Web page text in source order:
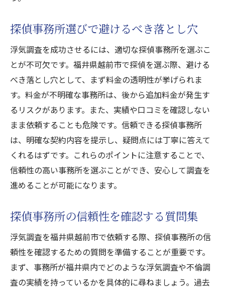
地域限定のサービスがもたらす安心感
明確な料金体系が持つ安心感
追加料金を避けるための確認事項
料金と品質のバランスを見極める
透明な料金説明が信頼性を示す理由
料金体系に基づく調査プランの選定
料金に見合った価値のある調査を
透明性のある探偵事務所を選ぶポイント
透明性がもたらす安心と信頼
調査内容と結果の明確な報告方針
透明性のある事務所の見分け方
透明性を持つ事務所選びの成功談
浮気調査の相談時に確認すべきこと
探偵事務所選びで避けるべき落とし穴
浮気調査を成功させるには、適切な探偵事務所を選ぶこ
とが不可欠です。福井県越前市で探偵を選ぶ際、避ける
べき落とし穴として、まず料金の透明性が挙げられま
す。料金が不明確な事務所は、後から追加料金が発生す
るリスクがあります。また、実績や口コミを確認しない
まま依頼することも危険です。信頼できる探偵事務所
は、明確な契約内容を提示し、疑問点には丁寧に答えて
くれるはずです。これらのポイントに注意することで、
信頼性の高い事務所を選ぶことができ、安心して調査を
進めることが可能になります。
探偵事務所の信頼性を確認する質問集
浮気調査を福井県越前市で依頼する際、探偵事務所の信
頼性を確認するための質問を準備することが重要です。
まず、事務所が福井県内でどのような浮気調査や不倫調
査の実績を持っているかを具体的に尋ねましょう。過去